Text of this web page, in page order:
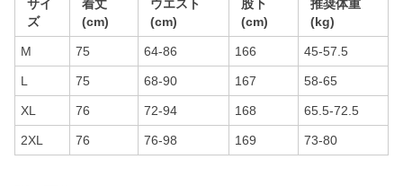
サイ
ズ
着丈
(cm)
ウエスト
(cm)
股下
(cm)
推奨体重
(kg)
M 75 64-86 166 45-57.5
L 75 68-90 167 58-65
XL 76 72-94 168 65.5-72.5
2XL 76 76-98 169 73-80